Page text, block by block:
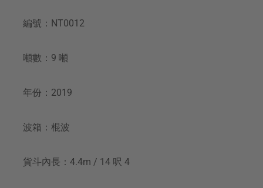
編號：NT0012
噸數：9 噸
年份：2019
波箱：棍波
貨斗內長：4.4m / 14 呎 4